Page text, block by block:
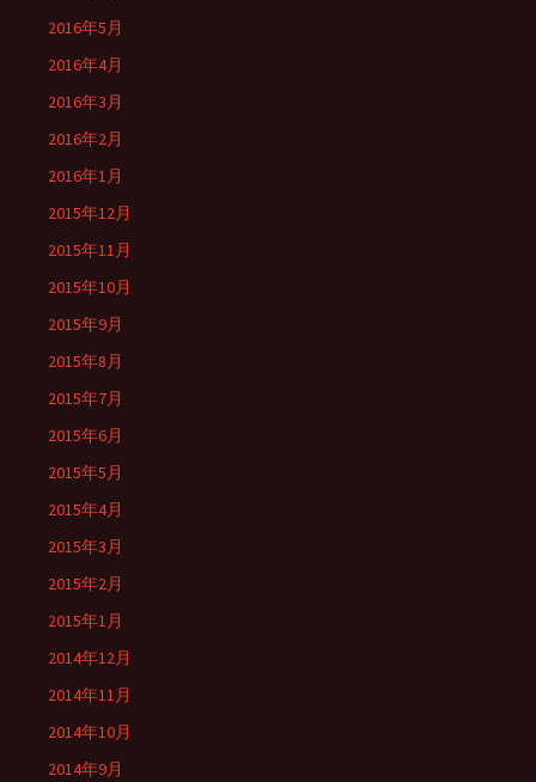
2016年5月
2016年4月
2016年3月
2016年2月
2016年1月
2015年12月
2015年11月
2015年10月
2015年9月
2015年8月
2015年7月
2015年6月
2015年5月
2015年4月
2015年3月
2015年2月
2015年1月
2014年12月
2014年11月
2014年10月
2014年9月